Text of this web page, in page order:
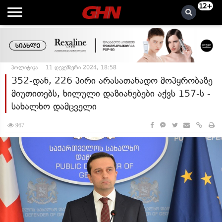
12+
პოლიტიკა 11 დეკემბერი 2024, 18:58
352-დან, 226 პირი არასათანადო მოპყრობაზე
მიუთითებს, ხილული დაზიანებები აქვს 157-ს -
სახალხო დამცველი
967